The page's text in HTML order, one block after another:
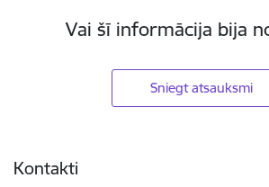
Vai šī informācija bija
Sniegt atsauksmi
Kontakti